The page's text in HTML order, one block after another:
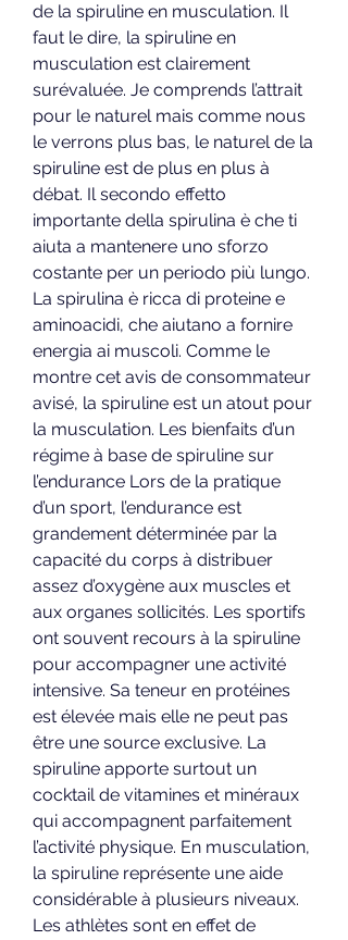
de la spiruline en musculation. Il
faut le dire, la spiruline en
musculation est clairement
surévaluée. Je comprends l’attrait
pour le naturel mais comme nous
le verrons plus bas, le naturel de la
spiruline est de plus en plus à
débat. Il secondo effetto
importante della spirulina è che ti
aiuta a mantenere uno sforzo
costante per un periodo più lungo.
La spirulina è ricca di proteine e
aminoacidi, che aiutano a fornire
energia ai muscoli. Comme le
montre cet avis de consommateur
avisé, la spiruline est un atout pour
la musculation. Les bienfaits d’un
régime à base de spiruline sur
l’endurance Lors de la pratique
d’un sport, l’endurance est
grandement déterminée par la
capacité du corps à distribuer
assez d’oxygène aux muscles et
aux organes sollicités. Les sportifs
ont souvent recours à la spiruline
pour accompagner une activité
intensive. Sa teneur en protéines
est élevée mais elle ne peut pas
être une source exclusive. La
spiruline apporte surtout un
cocktail de vitamines et minéraux
qui accompagnent parfaitement
l’activité physique. En musculation,
la spiruline représente une aide
considérable à plusieurs niveaux.
Les athlètes sont en effet de